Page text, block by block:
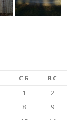
СБ ВС
1
2
8
9